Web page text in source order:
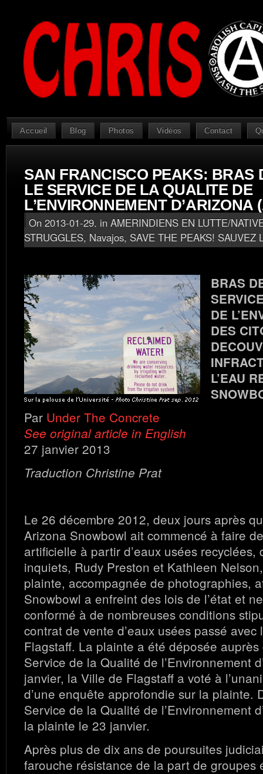
Accueil Blog Photos Vidéos Contact
SAN FRANCISCO PEAKS: BRAS
LE SERVICE DE LA QUALITE DE
L’ENVIRONNEMENT D’ARIZONA
On 2013-01-29, in AMERINDIENS EN LUTTE/
STRUGGLES, Navajos, SAVE THE PEAKS! SAUVEZ
BRAS
DE
DES
L’EAU
Par Under The Concrete
See original article in English
27 janvier 2013
Traduction Christine Prat
Le 26 décembre 2012, deux jours après
Arizona Snowbowl ait commencé à faire
artificielle à partir d’eaux usées recyclées,
inquiets, Rudy Preston et Kathleen
plainte, accompagnée de photographies,
Snowbowl a enfreint des lois de l’état et
conformé à de nombreuses conditions
contrat de vente d’eaux usées passé avec
Flagstaff. La plainte a été déposée
Service de la Qualité de l’Environnement
janvier, la Ville de Flagstaff a voté à
d’une enquête approfondie sur la plainte.
Service de la Qualité de l’Environnement
la plainte le 23 janvier.
Après plus de dix ans de poursuites
farouche résistance de la part de groupes